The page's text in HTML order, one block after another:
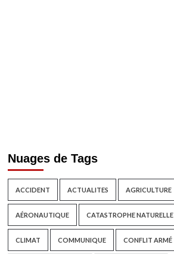
Nuages de Tags
ACCIDENT ACTUALITES AGRICULTURE
AÉRONAUTIQUE CATASTROPHE NATURELLE
CLIMAT COMMUNIQUE CONFLIT ARMÉ